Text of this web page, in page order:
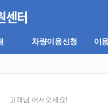
차량이용신청 이
고객님 어서오세요!